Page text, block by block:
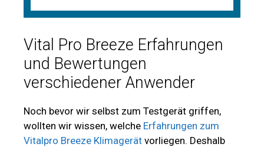
Vital Pro Breeze Erfahrungen
und Bewertungen
verschiedener Anwender
Noch bevor wir selbst zum Testgerät griffen,
wollten wir wissen, welche Erfahrungen zum
Vitalpro Breeze Klimagerät vorliegen. Deshalb